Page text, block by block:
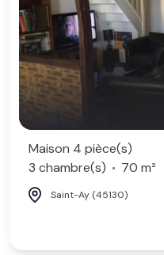
Maison 4 pièce(s)
3 chambre(s)
70 m²
Saint-Ay (45130)